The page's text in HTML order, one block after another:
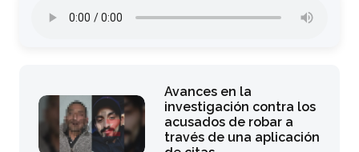
Avances en la
investigación contra los
acusados de robar a
través de una aplicación